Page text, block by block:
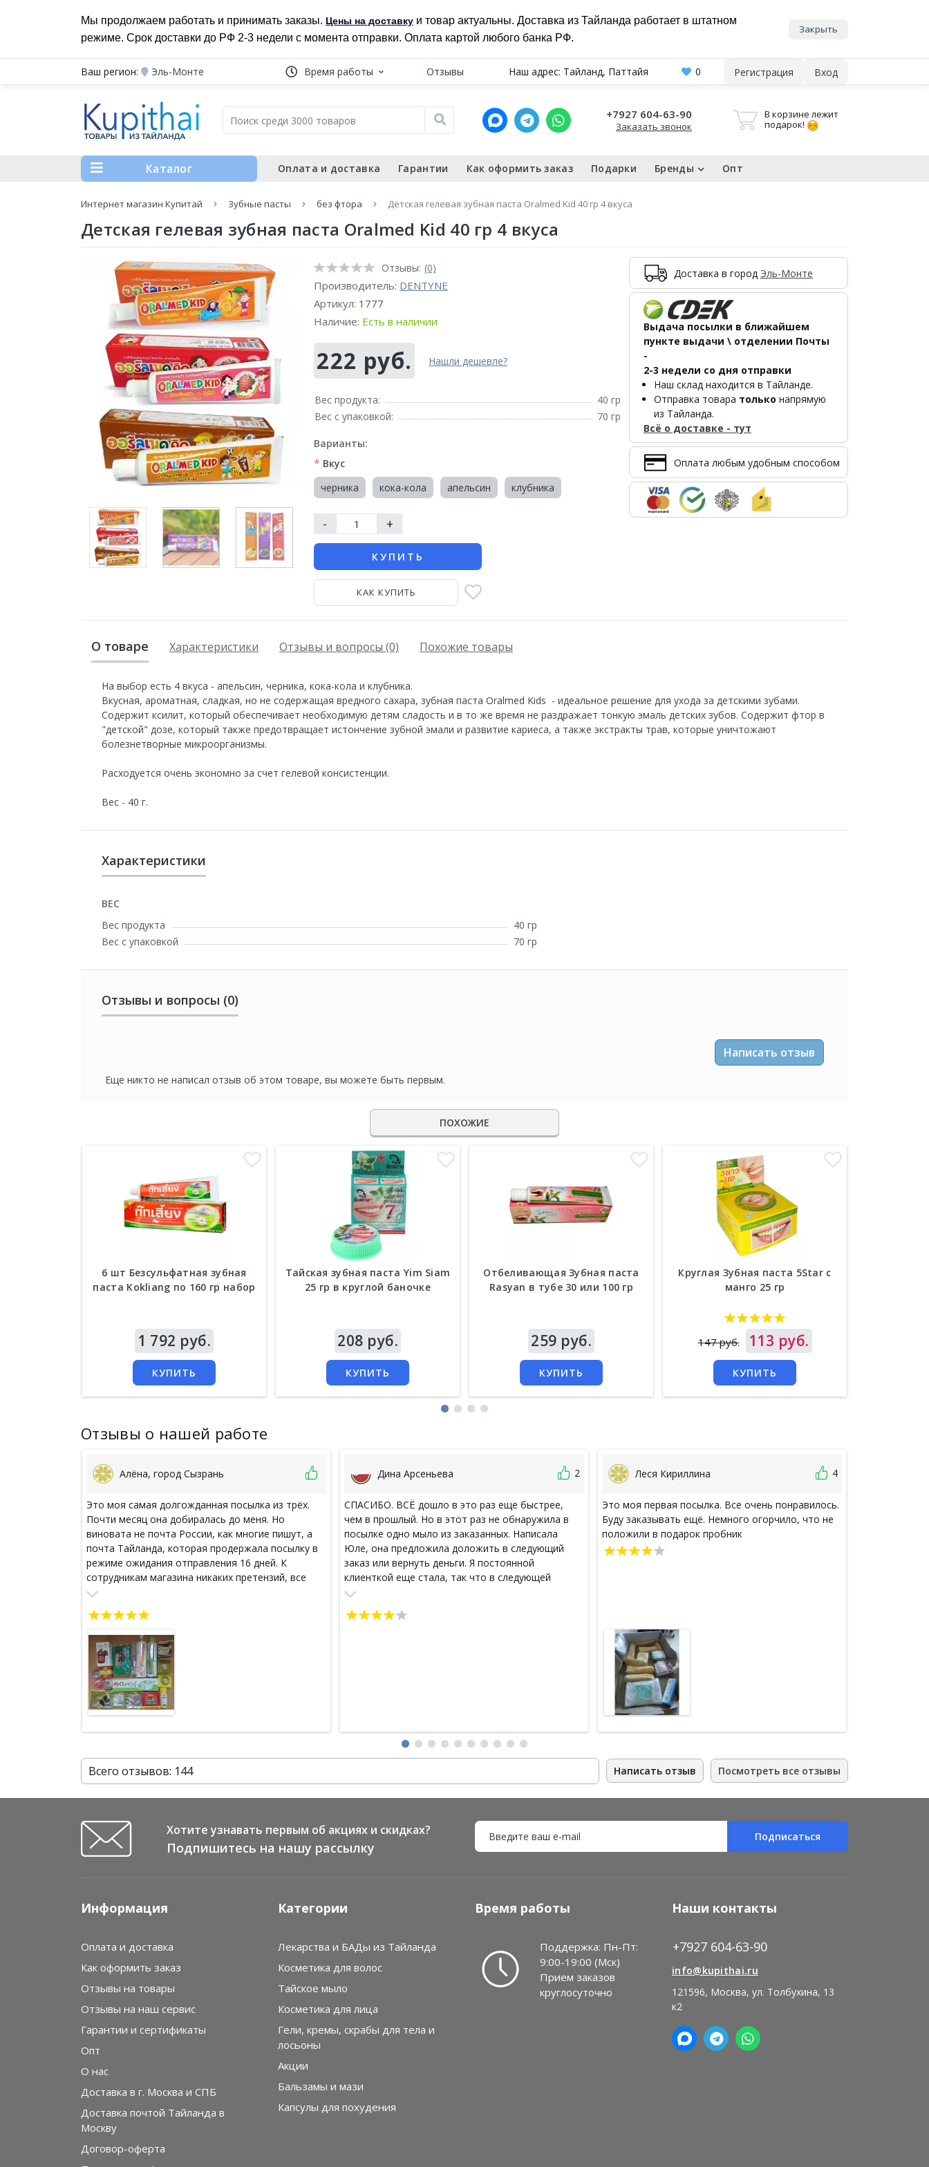
Мы продолжаем работать и принимать заказы. Цены на доставку и товар актуальны. Доставка из Тайланда работает в штатном
режиме. Срок доставки до РФ 2-3 недели с момента отправки. Оплата картой любого банка РФ.
Закрыть
Ваш регион: Эль-Монте Время работы Отзывы Наш адрес: Тайланд, Паттайя 0 Регистрация Вход
+7927 604-63-90
Заказать звонок
В корзине лежит
подарок!
Каталог Оплата и доставка Гарантии Как оформить заказ Подарки Бренды Опт
Интернет магазин Купитай Зубные пасты без фтора Детская гелевая зубная паста Oralmed Kid 40 гр 4 вкуса
Детская гелевая зубная паста Oralmed Kid 40 гр 4 вкуса
Отзывы: (0)
Производитель: DENTYNE
Артикул: 1777
Наличие: Есть в наличии
222 руб. Нашли дешевле?
Вес продукта:
40 гр
Вес с упаковкой:
70 гр
Варианты:
* Вкус
черника
кока-кола апельсин клубника
- +
КУПИТЬ
КАК КУПИТЬ
Доставка в город Эль-Монте
Выдача посылки в ближайшем
пункте выдачи \ отделении Почты
-
2-3 недели со дня отправки
Наш склад находится в Тайланде.
Отправка товара только напрямую
из Тайланда.
Всё о доставке - тут
Оплата любым удобным способом
О товаре Характеристики Отзывы и вопросы (0) Похожие товары
На выбор есть 4 вкуса - апельсин, черника, кока-кола и клубника.
Вкусная, ароматная, сладкая, но не содержащая вредного сахара, зубная паста Oralmed Kids - идеальное решение для ухода за детскими зубами.
Содержит ксилит, который обеспечивает необходимую детям сладость и в то же время не раздражает тонкую эмаль детских зубов. Содержит фтор в
"детской" дозе, который также предотвращает истончение зубной эмали и развитие кариеса, а также экстракты трав, которые уничтожают
болезнетворные микроорганизмы.
Расходуется очень экономно за счет гелевой консистенции.
Вес - 40 г.
Характеристики
ВЕС
Вес продукта
40 гр
Вес с упаковкой
70 гр
Отзывы и вопросы (0)
Написать отзыв
Еще никто не написал отзыв об этом товаре, вы можете быть первым.
ПОХОЖИЕ
6 шт Безсульфатная зубная
паста Kokliang по 160 гр набор
1 792 руб.
КУПИТЬ
Тайская зубная паста Yim Siam
25 гр в круглой баночке
208 руб.
КУПИТЬ
Отбеливающая Зубная паста
Rasyan в тубе 30 или 100 гр
259 руб.
КУПИТЬ
Круглая Зубная паста 5Star с
манго 25 гр
147 руб.
Цена 113 руб.
КУПИТЬ
Отзывы о нашей работе
Алёна, город Сызрань
Это моя самая долгожданная посылка из трёх.
Почти месяц она добиралась до меня. Но
виновата не почта России, как многие пишут, а
почта Тайланда, которая продержала посылку в
режиме ожидания отправления 16 дней. К
сотрудникам магазина никаких претензий, все
заказы собираются очень быстро, каждая
полюбила тайскую косметику. Раньше обожала
косметику из Кореи, но после того, как рубль
пал, больше не могу себе ее позволить. Долго
искала альтернативу на полках наших магазинов
- всегда чего то не хватало. Залезть на поиски в
просторы интернета заставила проблема с
чувствительной кожей головы - многие шампуни
вызывают зуд и буквально ожог кожи, да еще и
сильно пересушены, хотя я даже феном не
пользуюсь. Стала искать оздоравливающий
натуральный шампунь, в отзывах наткнулась на
четвертую посылку. Подруг тоже подсадила.
Спасибо
Дина Арсеньева 2
СПАСИБО. ВСЁ дошло в это раз еще быстрее,
чем в прошлый. Но в этот раз не обнаружила в
посылке одно мыло из заказанных. Написала
Юле, она предложила доложить в следующий
заказ или вернуть деньги. Я постоянной
клиенткой еще стала, так что в следующей
посылке жду моё мыло.
Леся Кириллина 4
Это моя первая посылка. Все очень понравилось.
Буду заказывать ещё. Немного огорчило, что не
положили в подарок пробник
Всего отзывов: 144 Написать отзыв Посмотреть все отзывы
Хотите узнавать первым об акциях и скидках?
Подпишитесь на нашу рассылку
Подписаться
Информация
Оплата и доставка
Как оформить заказ
Отзывы на товары
Отзывы на наш сервис
Гарантии и сертификаты
Опт
О нас
Доставка в г. Москва и СПБ
Доставка почтой Тайланда в
Москву
Договор-оферта
Категории
Лекарства и БАДы из Тайланда
Косметика для волос
Тайское мыло
Косметика для лица
Гели, кремы, скрабы для тела и
лосьоны
Акции
Бальзамы и мази
Капсулы для похудения
Время работы
Поддержка: Пн-Пт:
9:00-19:00 (Мск)
Прием заказов
круглосуточно
Наши контакты
+7927 604-63-90
info@kupithai.ru
121596, Москва, ул. Толбухина, 13
к2